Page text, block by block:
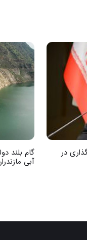
در گام بلند
آبی